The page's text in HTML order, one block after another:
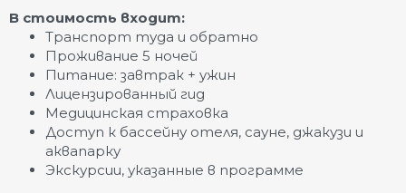
В стоимость входит:
Транспорт туда и обратно
Проживание 5 ночей
Питание: завтрак + ужин
Лицензированный гид
Медицинская страховка
Доступ к бассейну отеля, сауне, джакузи и
аквапарку
Экскурсии, указанные в программе